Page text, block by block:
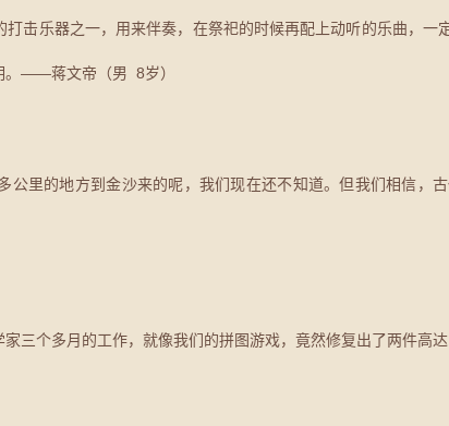
击乐器之一，用来伴奏，在祭祀的时候再配上动听的乐曲，
。——蒋文帝（男 8岁）
公里的地方到金沙来的呢，我们现在还不知道。但我们相信
三个多月的工作，就像我们的拼图游戏，竟然修复出了两件高